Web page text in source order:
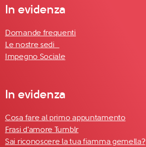
In evidenza
Domande frequenti
Le nostre sedi
Impegno Sociale
In evidenza
Cosa fare al primo appuntamento
Frasi d'amore Tumblr
Sai riconoscere la tua fiamma gemella?